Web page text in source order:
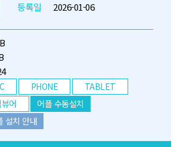
등록일
2026-01-06
PHONE
TABLET
어
어플 수동설치
설치 안내